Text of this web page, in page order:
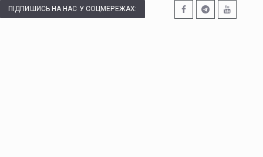
ПІДПИШИСЬ НА НАС У СОЦМЕРЕЖАХ: